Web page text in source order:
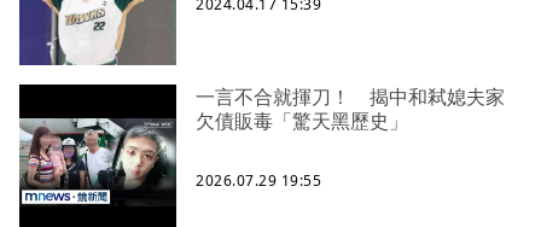
一言不合就揮刀！ 揭中和弒媳夫家
欠債販毒「驚天黑歷史」
2026.07.29 19:55